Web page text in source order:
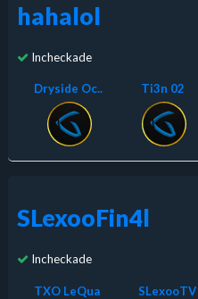
hahalol
Incheckade
Dryside Oc.. Ti3n 02
SLexooFin4l
Incheckade
TXO LeQua SLexooTV